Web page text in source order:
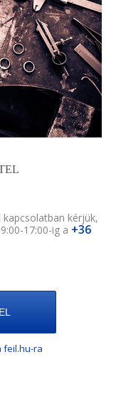
kérjük,
17:00-ig a +36
feil.hu-ra